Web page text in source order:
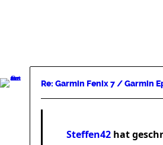
Re: Garmin Fenix 7 / Garmin
Steffen42 hat